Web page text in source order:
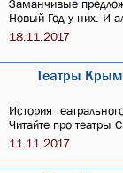
Заманчивые
Новый Год у них. И
18.11.2017
Театры
История
Читайте про театры
11.11.2017